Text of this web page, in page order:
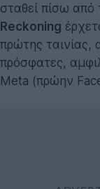
σταθεί πίσω
Reckoning
πρώτης ταινίας,
πρόσφατες,
Meta (πρώην